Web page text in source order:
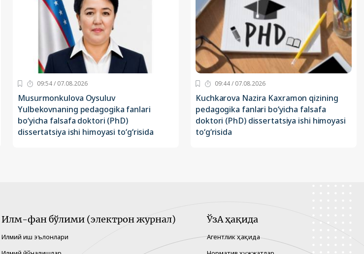
09:54 / 07.08.2026
Musurmonkulova Oysuluv
Yulbekovnaning pedagogika fanlari
bo‘yicha falsafa doktori (PhD)
dissertatsiya ishi himoyasi to‘g‘risida
09:44 / 07.08.2026
Kuchkarova Nazira Kaxramon qizining
pedagogika fanlari bo‘yicha falsafa
doktori (PhD) dissertatsiya ishi himoyasi
to‘g‘risida
Илм-фан бўлими (электрон журнал)
Илмий иш эълонлари
ЎзА ҳақида
Агентлик ҳақида